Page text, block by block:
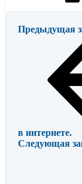
Предыдущая
в интернете.
Следующая